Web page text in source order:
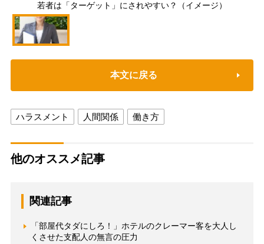
若者は「ターゲット」にされやすい？（イメージ）
本文に戻る
ハラスメント 人間関係 働き方
他のオススメ記事
関連記事
「部屋代タダにしろ！」ホテルのクレーマー客を大人し
くさせた支配人の無言の圧力